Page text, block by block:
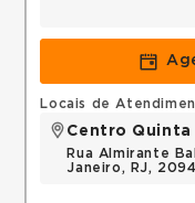
Locais de
Centro Quinta
Rua Almirante
Janeiro, RJ,